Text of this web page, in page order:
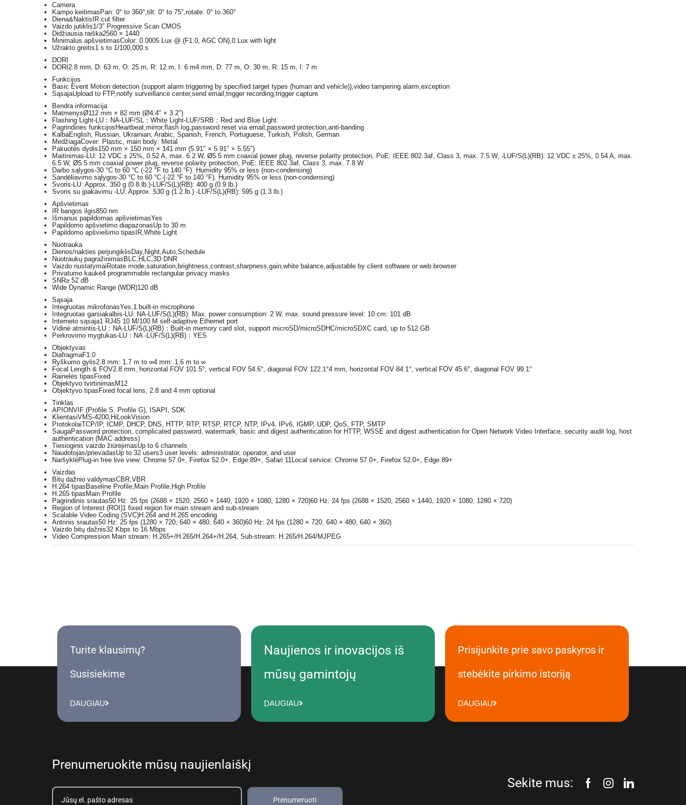
Camera
Kampo keitimasPan: 0° to 360°,tilt: 0° to 75°,rotate: 0° to 360°
Diena&NaktisIR cut filter
Vaizdo jutiklis1/3″ Progressive Scan CMOS
Didžiausia raiška2560 × 1440
Minimalus apšvietimasColor: 0.0005 Lux @ (F1.0, AGC ON),0 Lux with light
Užrakto greitis1 s to 1/100,000 s
DORI
DORI2.8 mm, D: 63 m, O: 25 m, R: 12 m, I: 6 m4 mm, D: 77 m, O: 30 m, R: 15 m, I: 7 m
Funkcijos
Basic Event Motion detection (support alarm triggering by specified target types (human and vehicle)),video tampering alarm,exception
SąsajaUpload to FTP,notify surveillance center,send email,trigger recording,trigger capture
Bendra informacija
MatmenysØ112 mm × 82 mm (Ø4.4″ × 3.2″)
Flashing Light-LU：NA-LUF/SL：White Light-LUF/SRB：Red and Blue Light
Pagrindinės funkcijosHeartbeat,mirror,flash log,password reset via email,password protection,anti-banding
KalbaEnglish, Russian, Ukrainian, Arabic, Spanish, French, Portuguese, Turkish, Polish, German
MedžiagaCover: Plastic, main body: Metal
Pakuotės dydis150 mm × 150 mm × 141 mm (5.91″ × 5.91″ × 5.55″)
Maitinimas-LU: 12 VDC ± 25%, 0.52 A, max. 6.2 W, Ø5.5 mm coaxial power plug, reverse polarity protection, PoE: IEEE 802.3af, Class 3, max. 7.5 W, -LUF/S(L)(RB): 12 VDC ± 25%, 0.54 A, max.
6.5 W, Ø5.5 mm coaxial power plug, reverse polarity protection, PoE: IEEE 802.3af, Class 3, max. 7.8 W
Darbo sąlygos-30 °C to 60 °C (-22 °F to 140 °F). Humidity 95% or less (non-condensing)
Sandėliavimo sąlygos-30 °C to 60 °C (-22 °F to 140 °F). Humidity 95% or less (non-condensing)
Svoris-LU: Approx. 350 g (0.8 lb.)-LUF/S(L)(RB): 400 g (0.9 lb.)
Svoris su įpakavimu -LU: Approx. 530 g (1.2 lb.) -LUF/S(L)(RB): 595 g (1.3 lb.)
Apšvietimas
IR bangos ilgis850 nm
Išmanus papildomas apšvietimasYes
Papildomo apšvietimo diapazonasUp to 30 m
Papildomo apšviešimo tipasIR,White Light
Nuotrauka
Dienos/nakties perjungiklisDay,Night,Auto,Schedule
Nuotraukų pagražinimasBLC,HLC,3D DNR
Vaizdo nustatymaiRotate mode,saturation,brightness,contrast,sharpness,gain,white balance,adjustable by client software or web browser
Privatumo kaukė4 programmable rectangular privacy masks
SNR≥ 52 dB
Wide Dynamic Range (WDR)120 dB
Sąsaja
Integruotas mikrofonasYes,1 built-in microphone
Integruotas garsiakalbis-LU: NA-LUF/S(L)(RB): Max. power consumption: 2 W, max. sound pressure level: 10 cm: 101 dB
Interneto sąsaja1 RJ45 10 M/100 M self-adaptive Ethernet port
Vidinė atmintis-LU：NA-LUF/S(L)(RB)：Built-in memory card slot, support microSD/microSDHC/microSDXC card, up to 512 GB
Perkrovimo mygtukas-LU：NA -LUF/S(L)(RB)：YES
Objektyvas
DiafragmaF1.0
Ryškumo gylis2.8 mm: 1.7 m to ∞4 mm: 1.6 m to ∞
Focal Length & FOV2.8 mm, horizontal FOV 101.5°, vertical FOV 54.6°, diagonal FOV 122.1°4 mm, horizontal FOV 84.1°, vertical FOV 45.6°, diagonal FOV 99.1°
Rainelės tipasFixed
Objektyvo tvirtinimasM12
Objektyvo tipasFixed focal lens, 2.8 and 4 mm optional
Tinklas
APIONVIF (Profile S, Profile G), ISAPI, SDK
KlientasiVMS-4200,HiLookVision
ProtokolaiTCP/IP, ICMP, DHCP, DNS, HTTP, RTP, RTSP, RTCP, NTP, IPv4, IPv6, IGMP, UDP, QoS, FTP, SMTP
SaugaPassword protection, complicated password, watermark, basic and digest authentication for HTTP, WSSE and digest authentication for Open Network Video Interface, security audit log, host
authentication (MAC address)
Tiesioginis vaizdo žiūrėjimasUp to 6 channels
Naudotojas/prievadasUp to 32 users3 user levels: administrator, operator, and user
NaršyklėPlug-in free live view: Chrome 57.0+, Firefox 52.0+, Edge 89+, Safari 11Local service: Chrome 57.0+, Firefox 52.0+, Edge 89+
Vaizdas
Bitų dažnio valdymasCBR,VBR
H.264 tipasBaseline Profile,Main Profile,High Profile
H.265 tipasMain Profile
Pagrindinis srautas50 Hz: 25 fps (2688 × 1520, 2560 × 1440, 1920 × 1080, 1280 × 720)60 Hz: 24 fps (2688 × 1520, 2560 × 1440, 1920 × 1080, 1280 × 720)
Region of Interest (ROI)1 fixed region for main stream and sub-stream
Scalable Video Coding (SVC)H.264 and H.265 encoding
Antrinis srautas50 Hz: 25 fps (1280 × 720, 640 × 480, 640 × 360)60 Hz: 24 fps (1280 × 720, 640 × 480, 640 × 360)
Vaizdo bitų dažnis32 Kbps to 16 Mbps
Video Compression Main stream: H.265+/H.265/H.264+/H.264, Sub-stream: H.265/H.264/MJPEG
Turite klausimų?
Susisiekime
DAUGIAU
Naujienos ir inovacijos iš
mūsų gamintojų
DAUGIAU
Prisijunkite prie savo paskyros ir
stebėkite pirkimo istoriją
DAUGIAU
Prenumeruokite mūsų naujienlaiškį
Prenumeruoti
Sekite mus: